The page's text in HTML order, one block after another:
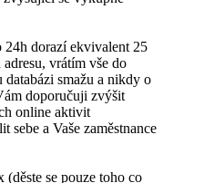
24h dorazí ekvivalent 25
vrátím vše do
smažu a nikdy o
doporučuji zvýšit
online aktivit
sebe a Vaše zaměstnance
se pouze toho co